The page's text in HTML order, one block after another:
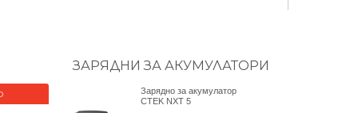
НОВО
ЗАРЯДНИ ЗА АКУМУЛАТОРИ
Зарядно за акумулатор
CTEK NXT 5